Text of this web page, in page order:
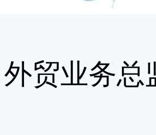
贸业务总